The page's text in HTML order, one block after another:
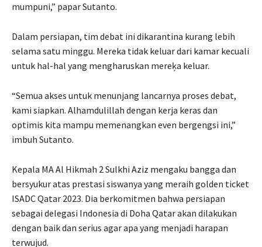
mumpuni,” papar Sutanto.
Dalam persiapan, tim debat ini dikarantina kurang lebih
selama satu minggu. Mereka tidak keluar dari kamar kecuali
untuk hal-hal yang mengharuskan mereķa keluar.
“Semua akses untuk menunjang lancarnya proses debat,
kami siapkan. Alhamdulillah dengan kerja keras dan
optimis kita mampu memenangkan even bergengsi ini,”
imbuh Sutanto.
Kepala MA Al Hikmah 2 Sulkhi Aziz mengaku bangga dan
bersyukur atas prestasi siswanya yang meraih golden ticket
ISADC Qatar 2023. Dia berkomitmen bahwa persiapan
sebagai delegasi Indonesia di Doha Qatar akan dilakukan
dengan baik dan serius agar apa yang menjadi harapan
terwujud.